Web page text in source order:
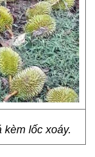
lốc xoáy.